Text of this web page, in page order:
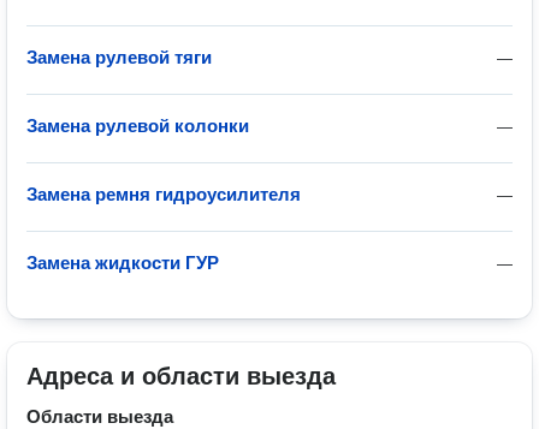
—
Замена рулевой тяги
—
Замена рулевой колонки
—
Замена ремня гидроусилителя
—
Замена жидкости ГУР
Адреса и области выезда
Области выезда